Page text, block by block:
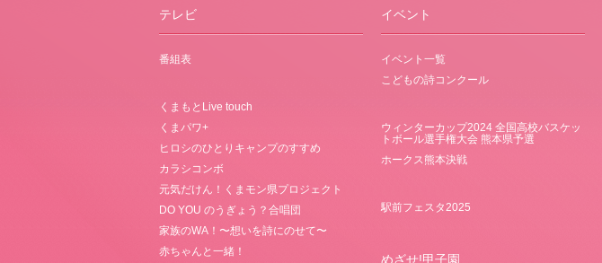
テレビ
番組表
くまもとLive touch
くまパワ+
ヒロシのひとりキャンプのすすめ
カラシコンボ
元気だけん！くまモン県プロジェクト
DO YOU のうぎょう？合唱団
家族のWA！〜想いを詩にのせて〜
赤ちゃんと一緒！
イベント
イベント一覧
こどもの詩コンクール
ウィンターカップ2024 全国高校バスケッ
トボール選手権大会 熊本県予選
ホークス熊本決戦
駅前フェスタ2025
めざせ!甲子園